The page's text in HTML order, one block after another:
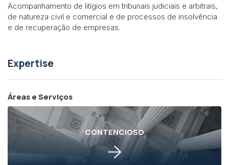
Acompanhamento de litígios em tribunais judiciais e arbitrais,
de natureza civil e comercial e de processos de insolvência
e de recuperação de empresas.
Expertise
Áreas e Serviços
CONTENCIOSO